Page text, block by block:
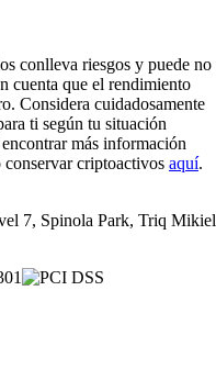
conlleva riesgos y puede no
cuenta que el rendimiento
Considera cuidadosamente
ti según tu situación
más información
conservar criptoactivos aquí.
7, Spinola Park, Triq Mikiel